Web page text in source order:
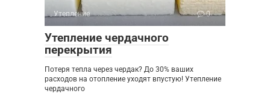
Утепление 0
Утепление чердачного
перекрытия
Потеря тепла через чердак? До 30% ваших
расходов на отопление уходят впустую! Утепление
чердачного